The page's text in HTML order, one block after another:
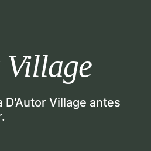
D'Autor Village antes